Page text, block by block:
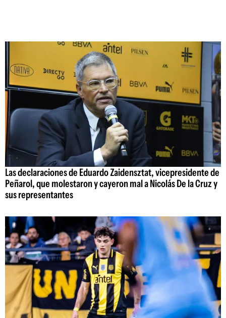
Las declaraciones de Eduardo Zaidensztat, vicepresidente de
Peñarol, que molestaron y cayeron mal a Nicolás De la Cruz y
sus representantes